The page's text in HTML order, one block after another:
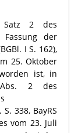
2 des
Fassung der
I S. 162),
25. Oktober
ist, in
2 des
338, BayRS
vom 23. Juli